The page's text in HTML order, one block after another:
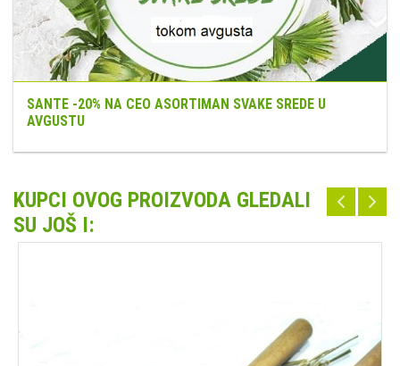
SANTE -20% NA CEO ASORTIMAN SVAKE SREDE U
AVGUSTU
KUPCI OVOG PROIZVODA GLEDALI
SU JOŠ I: